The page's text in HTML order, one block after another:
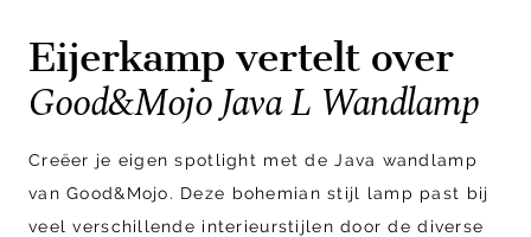
Eijerkamp vertelt over
Good&Mojo Java L Wandlamp
Creëer je eigen spotlight met de Java wandlamp
van Good&Mojo. Deze bohemian stijl lamp past bij
veel verschillende interieurstijlen door de diverse